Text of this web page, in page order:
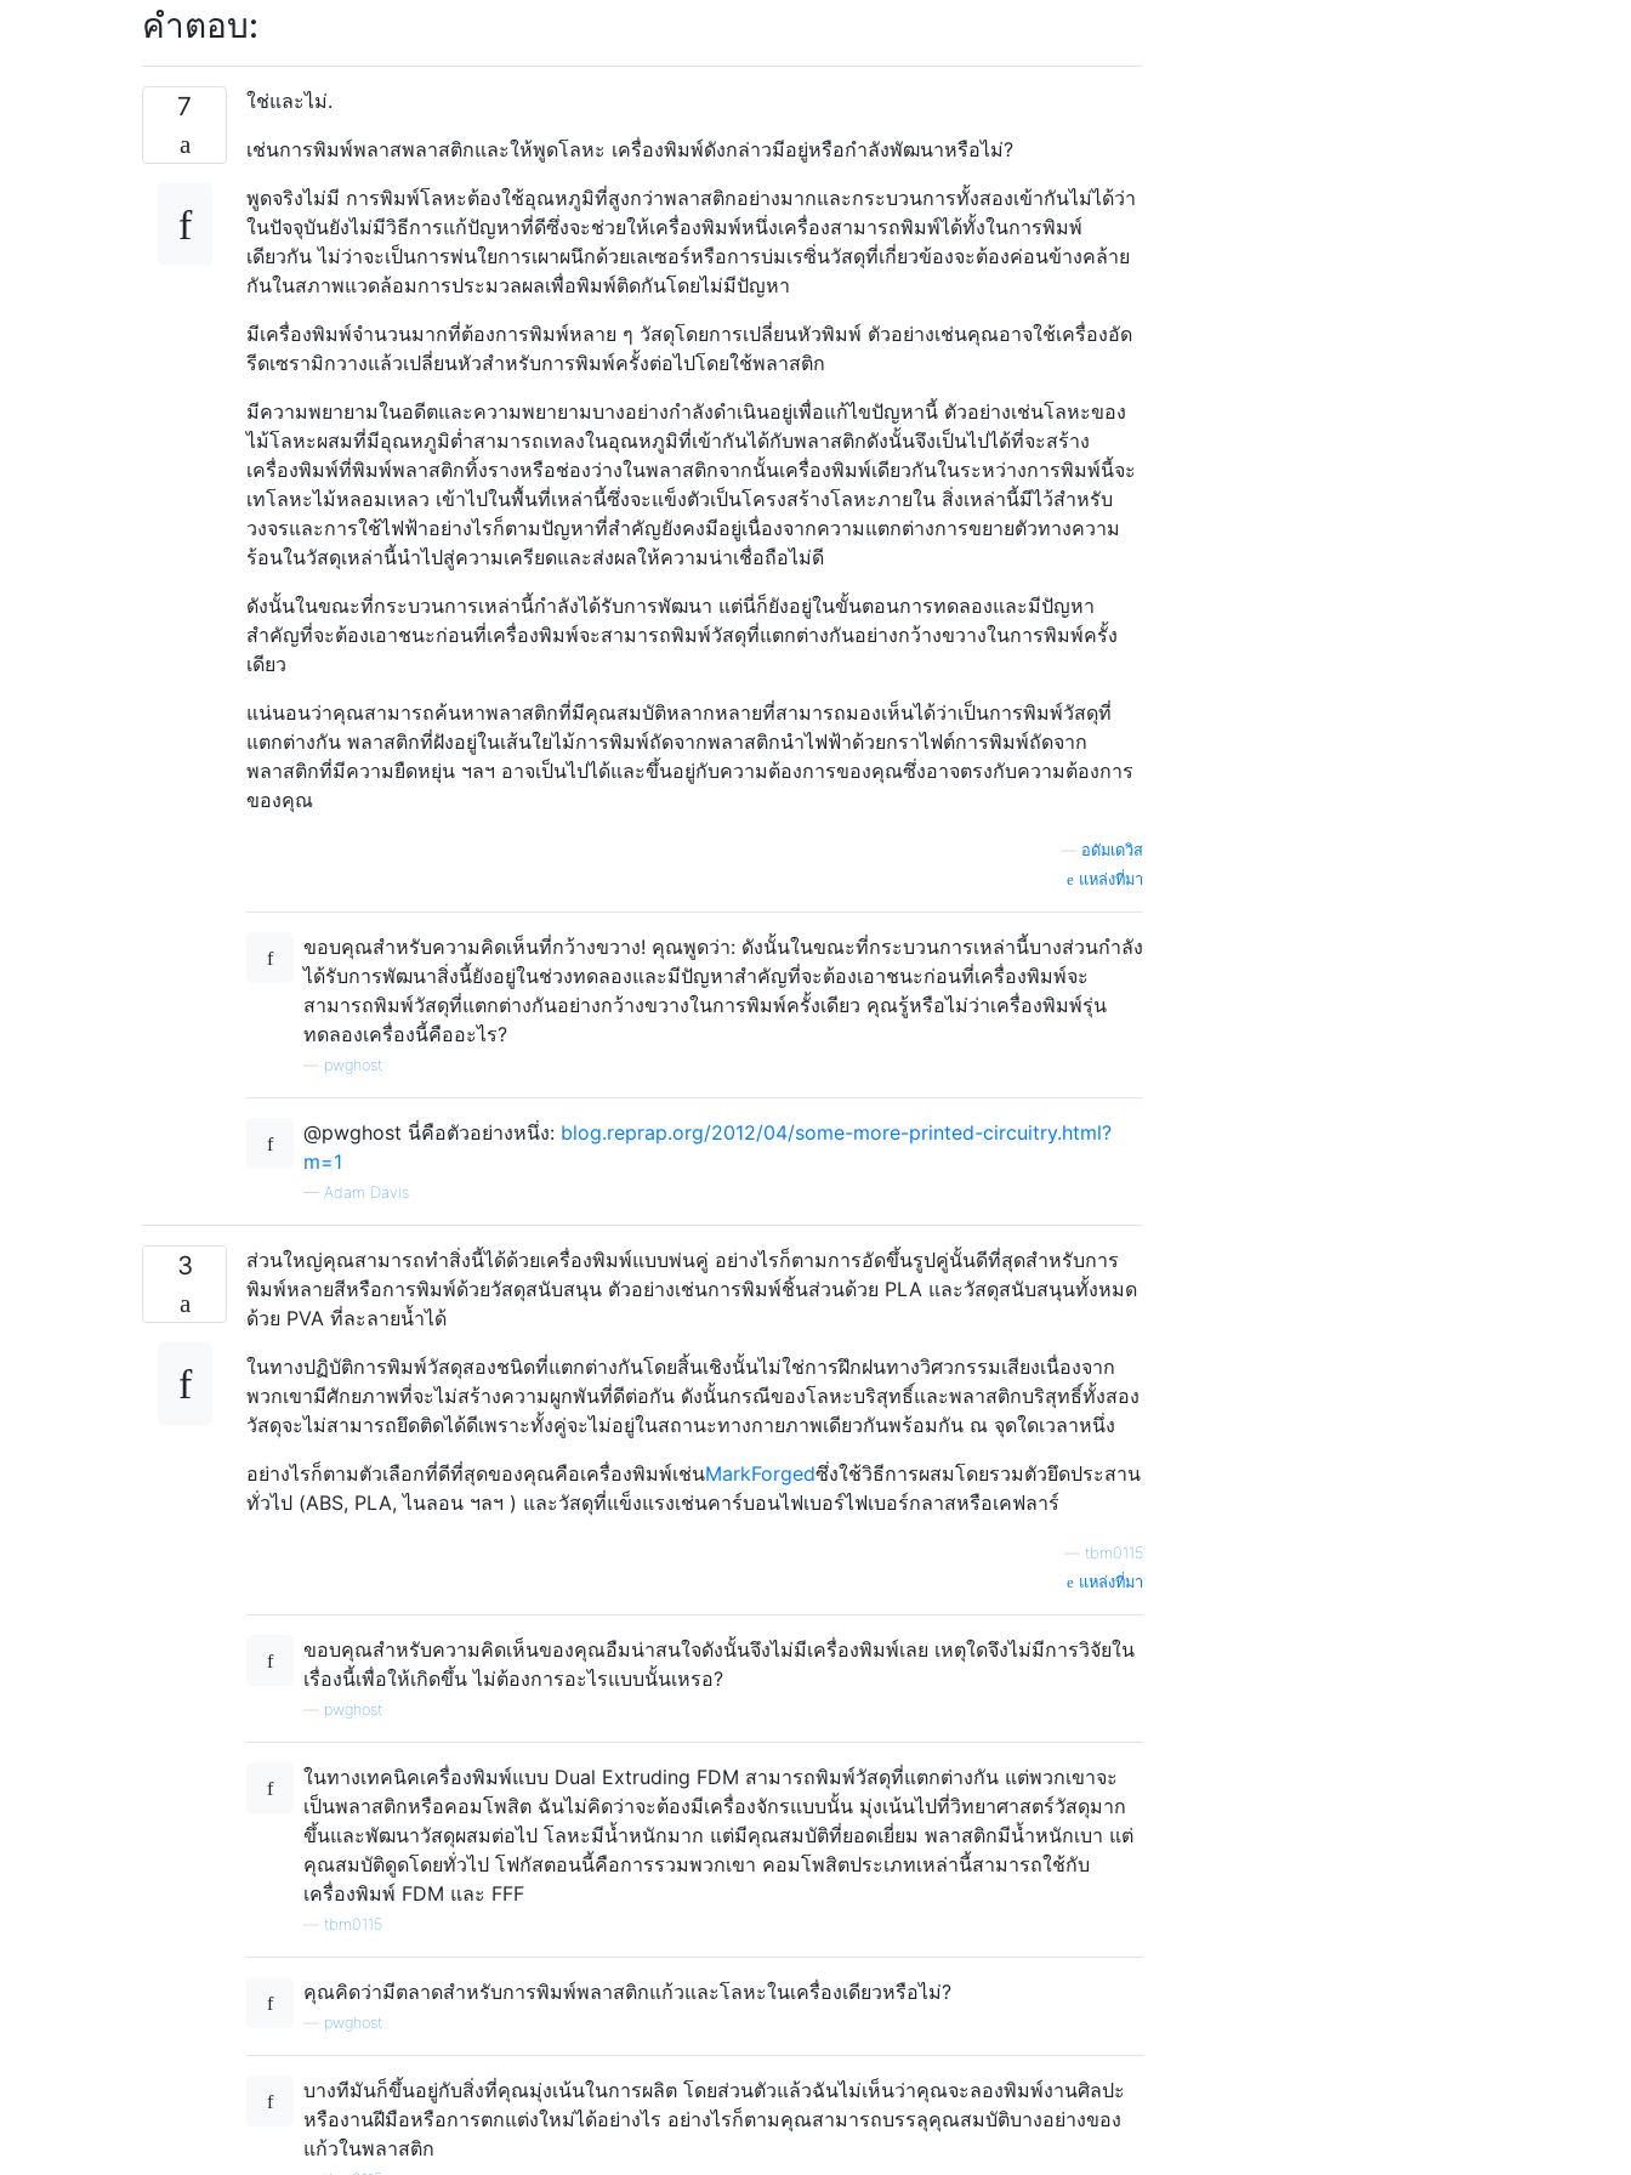
คำตอบ:
7
ใช่และไม่.
เช่นการพิมพ์พลาสพลาสติกและให้พูดโลหะ เครื่องพิมพ์ดังกล่าวมีอยู่หรือกำลังพัฒนาหรือไม่?
พูดจริงไม่มี การพิมพ์โลหะต้องใช้อุณหภูมิที่สูงกว่าพลาสติกอย่างมากและกระบวนการทั้งสองเข้ากันไม่ได้ว่า
ในปัจจุบันยังไม่มีวิธีการแก้ปัญหาที่ดีซึ่งจะช่วยให้เครื่องพิมพ์หนึ่งเครื่องสามารถพิมพ์ได้ทั้งในการพิมพ์
เดียวกัน ไม่ว่าจะเป็นการพ่นใยการเผาผนึกด้วยเลเซอร์หรือการบ่มเรซิ่นวัสดุที่เกี่ยวข้องจะต้องค่อนข้างคล้าย
กันในสภาพแวดล้อมการประมวลผลเพื่อพิมพ์ติดกันโดยไม่มีปัญหา
มีเครื่องพิมพ์จำนวนมากที่ต้องการพิมพ์หลาย ๆ วัสดุโดยการเปลี่ยนหัวพิมพ์ ตัวอย่างเช่นคุณอาจใช้เครื่องอัด
รีดเซรามิกวางแล้วเปลี่ยนหัวสำหรับการพิมพ์ครั้งต่อไปโดยใช้พลาสติก
มีความพยายามในอดีตและความพยายามบางอย่างกำลังดำเนินอยู่เพื่อแก้ไขปัญหานี้ ตัวอย่างเช่นโลหะของ
ไม้โลหะผสมที่มีอุณหภูมิต่ำสามารถเทลงในอุณหภูมิที่เข้ากันได้กับพลาสติกดังนั้นจึงเป็นไปได้ที่จะสร้าง
เครื่องพิมพ์ที่พิมพ์พลาสติกทิ้งรางหรือช่องว่างในพลาสติกจากนั้นเครื่องพิมพ์เดียวกันในระหว่างการพิมพ์นี้จะ
เทโลหะไม้หลอมเหลว เข้าไปในพื้นที่เหล่านี้ซึ่งจะแข็งตัวเป็นโครงสร้างโลหะภายใน สิ่งเหล่านี้มีไว้สำหรับ
วงจรและการใช้ไฟฟ้าอย่างไรก็ตามปัญหาที่สำคัญยังคงมีอยู่เนื่องจากความแตกต่างการขยายตัวทางความ
ร้อนในวัสดุเหล่านี้นำไปสู่ความเครียดและส่งผลให้ความน่าเชื่อถือไม่ดี
ดังนั้นในขณะที่กระบวนการเหล่านี้กำลังได้รับการพัฒนา แต่นี่ก็ยังอยู่ในขั้นตอนการทดลองและมีปัญหา
สำคัญที่จะต้องเอาชนะก่อนที่เครื่องพิมพ์จะสามารถพิมพ์วัสดุที่แตกต่างกันอย่างกว้างขวางในการพิมพ์ครั้ง
เดียว
แน่นอนว่าคุณสามารถค้นหาพลาสติกที่มีคุณสมบัติหลากหลายที่สามารถมองเห็นได้ว่าเป็นการพิมพ์วัสดุที่
แตกต่างกัน พลาสติกที่ฝังอยู่ในเส้นใยไม้การพิมพ์ถัดจากพลาสติกนำไฟฟ้าด้วยกราไฟต์การพิมพ์ถัดจาก
พลาสติกที่มีความยืดหยุ่น ฯลฯ อาจเป็นไปได้และขึ้นอยู่กับความต้องการของคุณซึ่งอาจตรงกับความต้องการ
ของคุณ
อดัมเดวิส
แหล่งที่มา
ขอบคุณสำหรับความคิดเห็นที่กว้างขวาง! คุณพูดว่า: ดังนั้นในขณะที่กระบวนการเหล่านี้บางส่วนกำลัง
ได้รับการพัฒนาสิ่งนี้ยังอยู่ในช่วงทดลองและมีปัญหาสำคัญที่จะต้องเอาชนะก่อนที่เครื่องพิมพ์จะ
สามารถพิมพ์วัสดุที่แตกต่างกันอย่างกว้างขวางในการพิมพ์ครั้งเดียว คุณรู้หรือไม่ว่าเครื่องพิมพ์รุ่น
ทดลองเครื่องนี้คืออะไร?
pwghost
@pwghost นี่คือตัวอย่างหนึ่ง: blog.reprap.org/2012/04/some-more-printed-circuitry.html?
m=1
— Adam Davis
3
ส่วนใหญ่คุณสามารถทำสิ่งนี้ได้ด้วยเครื่องพิมพ์แบบพ่นคู่ อย่างไรก็ตามการอัดขึ้นรูปคู่นั้นดีที่สุดสำหรับการ
พิมพ์หลายสีหรือการพิมพ์ด้วยวัสดุสนับสนุน ตัวอย่างเช่นการพิมพ์ชิ้นส่วนด้วย PLA และวัสดุสนับสนุนทั้งหมด
ด้วย PVA ที่ละลายน้ำได้
ในทางปฏิบัติการพิมพ์วัสดุสองชนิดที่แตกต่างกันโดยสิ้นเชิงนั้นไม่ใช่การฝึกฝนทางวิศวกรรมเสียงเนื่องจาก
พวกเขามีศักยภาพที่จะไม่สร้างความผูกพันที่ดีต่อกัน ดังนั้นกรณีของโลหะบริสุทธิ์และพลาสติกบริสุทธิ์ทั้งสอง
วัสดุจะไม่สามารถยึดติดได้ดีเพราะทั้งคู่จะไม่อยู่ในสถานะทางกายภาพเดียวกันพร้อมกัน ณ จุดใดเวลาหนึ่ง
อย่างไรก็ตามตัวเลือกที่ดีที่สุดของคุณคือเครื่องพิมพ์เช่นMarkForgedซึ่งใช้วิธีการผสมโดยรวมตัวยึดประสาน
ทั่วไป (ABS, PLA, ไนลอน ฯลฯ ) และวัสดุที่แข็งแรงเช่นคาร์บอนไฟเบอร์ไฟเบอร์กลาสหรือเคฟลาร์
tbm0115
แหล่งที่มา
ขอบคุณสำหรับความคิดเห็นของคุณอืมน่าสนใจดังนั้นจึงไม่มีเครื่องพิมพ์เลย เหตุใดจึงไม่มีการวิจัยใน
เรื่องนี้เพื่อให้เกิดขึ้น ไม่ต้องการอะไรแบบนั้นเหรอ?
pwghost
ในทางเทคนิคเครื่องพิมพ์แบบ Dual Extruding FDM สามารถพิมพ์วัสดุที่แตกต่างกัน แต่พวกเขาจะ
เป็นพลาสติกหรือคอมโพสิต ฉันไม่คิดว่าจะต้องมีเครื่องจักรแบบนั้น มุ่งเน้นไปที่วิทยาศาสตร์วัสดุมาก
ขึ้นและพัฒนาวัสดุผสมต่อไป โลหะมีน้ำหนักมาก แต่มีคุณสมบัติที่ยอดเยี่ยม พลาสติกมีน้ำหนักเบา แต่
คุณสมบัติดูดโดยทั่วไป โฟกัสตอนนี้คือการรวมพวกเขา คอมโพสิตประเภทเหล่านี้สามารถใช้กับ
เครื่องพิมพ์ FDM และ FFF
tbm0115
คุณคิดว่ามีตลาดสำหรับการพิมพ์พลาสติกแก้วและโลหะในเครื่องเดียวหรือไม่?
pwghost
บางทีมันก็ขึ้นอยู่กับสิ่งที่คุณมุ่งเน้นในการผลิต โดยส่วนตัวแล้วฉันไม่เห็นว่าคุณจะลองพิมพ์งานศิลปะ
หรืองานฝีมือหรือการตกแต่งใหม่ได้อย่างไร อย่างไรก็ตามคุณสามารถบรรลุคุณสมบัติบางอย่างของ
แก้วในพลาสติก